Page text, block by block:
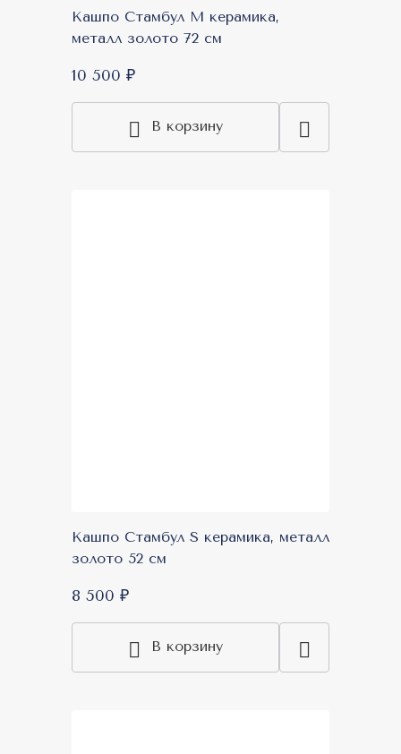
Кашпо Стамбул М керамика,
металл золото 72 см
10 500 ₽
В корзину
Кашпо Стамбул S керамика, металл
золото 52 см
8 500 ₽
В корзину